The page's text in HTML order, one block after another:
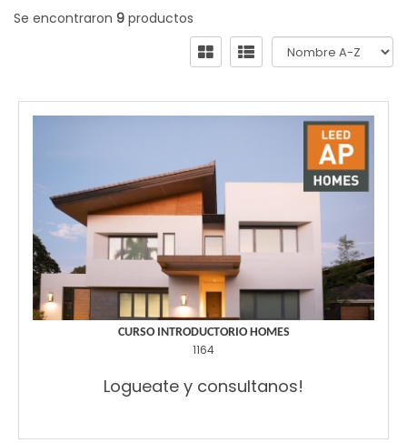
Se encontraron 9 productos
CURSO INTRODUCTORIO HOMES
1164
Logueate y consultanos!